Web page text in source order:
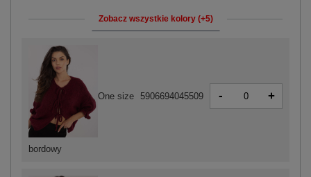
Zobacz wszystkie kolory (+5)
bordowy
One size 5906694045509 - +